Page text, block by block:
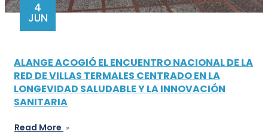
4
JUN
ALANGE ACOGIÓ EL ENCUENTRO NACIONAL DE LA
RED DE VILLAS TERMALES CENTRADO EN LA
LONGEVIDAD SALUDABLE Y LA INNOVACIÓN
SANITARIA
Read More